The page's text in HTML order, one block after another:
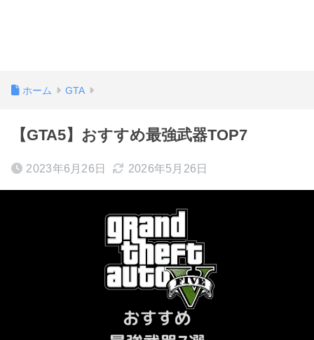
ホーム GTA
【GTA5】おすすめ最強武器TOP7
2023年6月26日 2026年5月26日